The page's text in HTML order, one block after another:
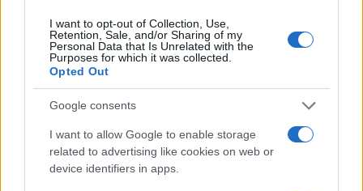
I want to opt-out of Collection, Use,
Retention, Sale, and/or Sharing of my
Personal Data that Is Unrelated with the
Purposes for which it was collected.
Opted Out
Google consents
I want to allow Google to enable storage
related to advertising like cookies on web or
device identifiers in apps.
Lazio e Milan: tutti gli ex calciatori che hanno
indossato le due maglie
5 Rugby femminile: la storia delle Linci di Milano e le
sfide del 2026/2026